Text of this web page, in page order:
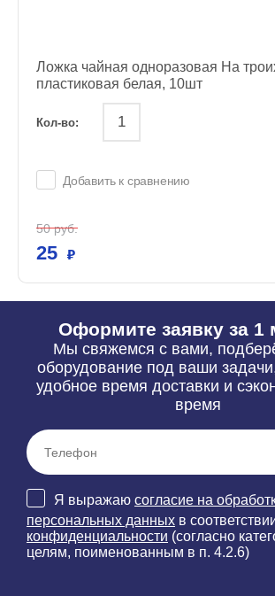
Ложка чайная одноразовая На
пластиковая белая, 10шт
Кол-во:
Добавить к сравнению
50руб.
25
Оформите заявку за 1
Мы свяжемся с вами,
оборудование под ваши
удобное время доставки и
время
Я выражаю согласие на
персональных данных в
конфиденциальности (согласно
целям, поименованным в п. 4.2.6)